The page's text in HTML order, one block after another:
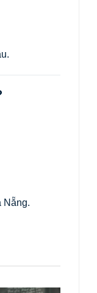
Nẵng.